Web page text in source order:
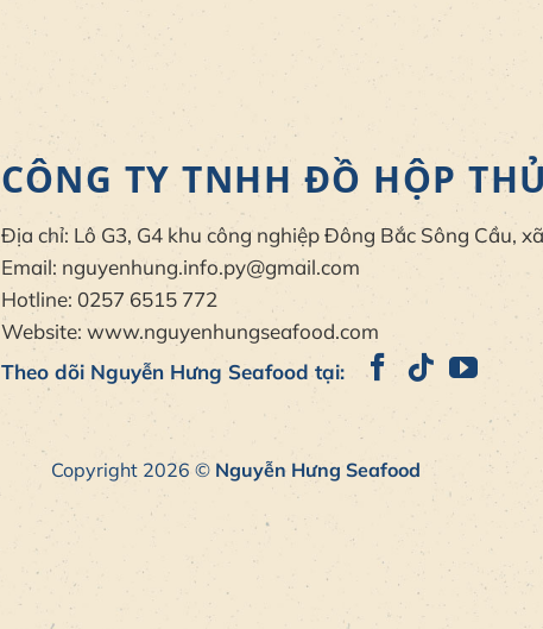
CÔNG TY TNHH ĐỒ HỘP
Địa chỉ: Lô G3, G4 khu công nghiệp Đông Bắc Sông Cầu,
Email: nguyenhung.info.py@gmail.com
Hotline: 0257 6515 772
Website: www.nguyenhungseafood.com
Theo dõi Nguyễn Hưng Seafood tại:
Copyright 2026 © Nguyễn Hưng Seafood